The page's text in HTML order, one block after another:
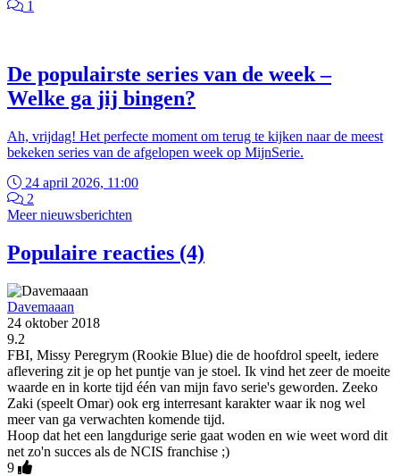
1
De populairste series van de week –
Welke ga jij bingen?
Ah, vrijdag! Het perfecte moment om terug te kijken naar de meest
bekeken series van de afgelopen week op MijnSerie.
24 april 2026, 11:00
2
Meer nieuwsberichten
Populaire reacties (4)
Davemaaan
24 oktober 2018
9.2
FBI, Missy Peregrym (Rookie Blue) die de hoofdrol speelt, iedere
aflevering zit je op het puntje van je stoel. Ik vind het zeer de moeite
waarde en in korte tijd één van mijn favo serie's geworden. Zeeko
Zaki (speelt Omar) ook erg interresant karakter waar ik nog wel
meer van ga verwachten komende tijd.
Hoop dat het een langdurige serie gaat woden en wie weet word dit
net zo'n succes als de NCIS franchise ;)
9